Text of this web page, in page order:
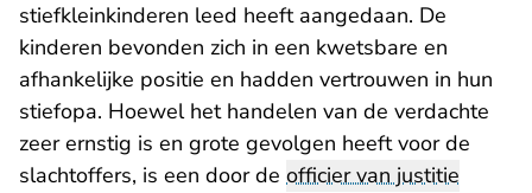
stiefkleinkinderen leed heeft aangedaan. De
kinderen bevonden zich in een kwetsbare en
afhankelijke positie en hadden vertrouwen in hun
stiefopa. Hoewel het handelen van de verdachte
zeer ernstig is en grote gevolgen heeft voor de
slachtoffers, is een door de officier van justitie